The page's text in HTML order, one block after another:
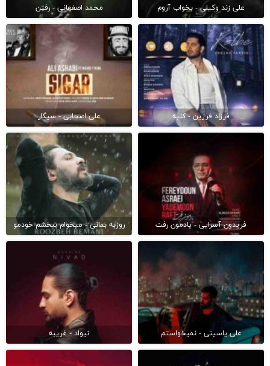
علی زند وکیلی - بخواب آروم محمد اصفهانی - رفتن
فرزاد فرزین - کلبه علی اصحابی - سیگار
فریدون آسرایی - یادمون رفت روزبه بمانی - میخوام ببخشم خودمو
علی یاسینی - نمیخواستم نیواد - غریبه